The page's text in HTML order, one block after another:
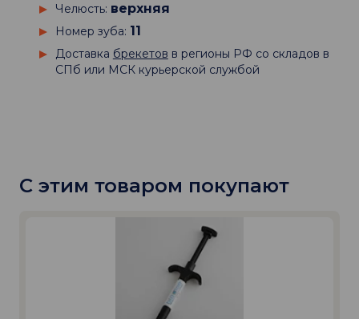
Челюсть: верхняя
Номер зуба: 11
Доставка брекетов в регионы РФ со складов в
СПб или МСК курьерской службой
С этим товаром покупают